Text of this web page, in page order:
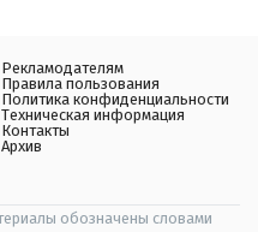
Рекламодателям
Правила пользования
Политика конфиденциальности
Техническая информация
Контакты
Архив
обозначены словами